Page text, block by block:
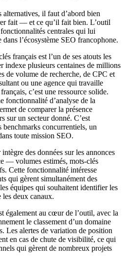
il faut d’abord bien
fait — et ce qu’il fait bien. L’outil
centrales qui lui
l’écosystème SEO francophone.
français est l’un de ses atouts les
indexe plusieurs centaines de millions
de volume de recherche, de CPC et
ou une agence qui travaille
c’est une ressource solide.
fonctionnalité d’analyse de la
de comparer la présence
sur un secteur donné. C’est
concurrentiels, un
toute mission SEO.
des données sur les annonces
— volumes estimés, mots-clés
Cette fonctionnalité intéresse
qui gèrent simultanément des
équipes qui souhaitent identifier les
les deux canaux.
également au cœur de l’outil, avec la
le classement d’un domaine
Les alertes de variation de position
en cas de chute de visibilité, ce qui
qui gèrent de nombreux projets